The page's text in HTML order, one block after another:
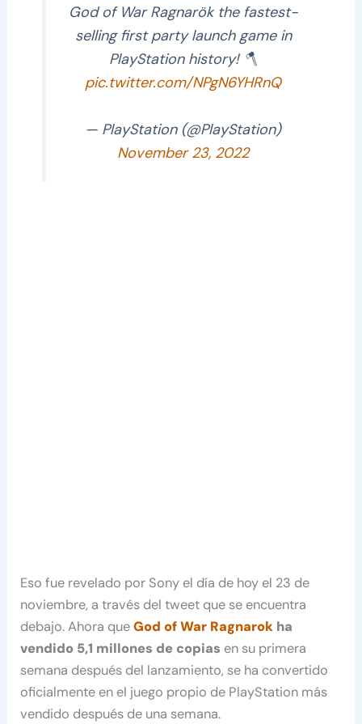
God of War Ragnarök the fastest-
selling first party launch game in
PlayStation history! 🪓
pic.twitter.com/NPgN6YHRnQ
— PlayStation (@PlayStation)
November 23, 2022
Eso fue revelado por Sony el día de hoy el 23 de
noviembre, a través del tweet que se encuentra
debajo. Ahora queGod of War Ragnarok ha
vendido 5,1 millones de copias en su primera
semana después del lanzamiento, se ha convertido
oficialmente en el juego propio de PlayStation más
vendido después de una semana.